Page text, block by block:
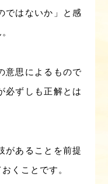
ではないか」と感
意思によるもので
必ずしも正解とは
があることを前提
くことです。